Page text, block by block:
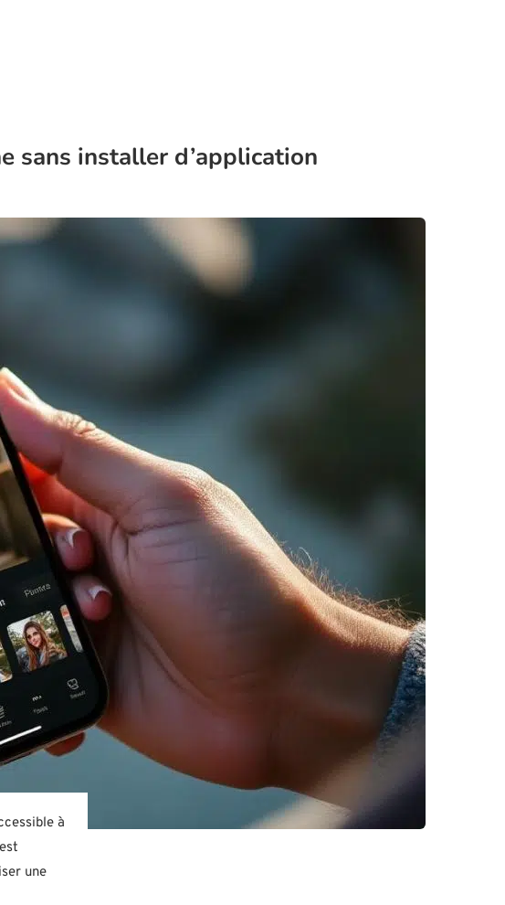
sans installer d’application
à
une